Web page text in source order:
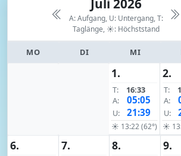
Juli 2026
A: Aufgang, U: Untergang, T:
Taglänge, ☀: Höchststand
MO DI MI
1.
T:
16:33
A:
05:05
U: 21:39
☀ 13:22 (62°)
2.
T:
A:
U:
☀
6. 7. 8. 9.